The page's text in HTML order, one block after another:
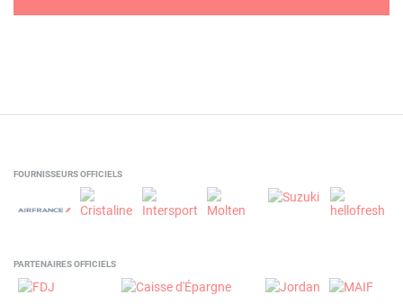
FOURNISSEURS OFFICIELS
PARTENAIRES OFFICIELS